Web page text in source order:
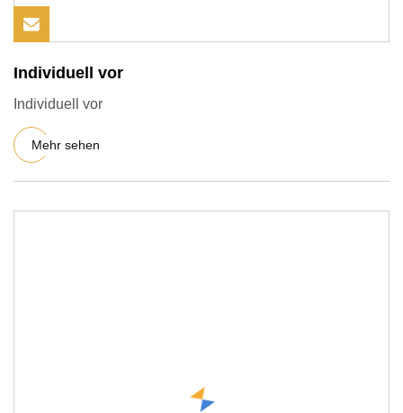
Individuell vor
Individuell vor
Mehr sehen